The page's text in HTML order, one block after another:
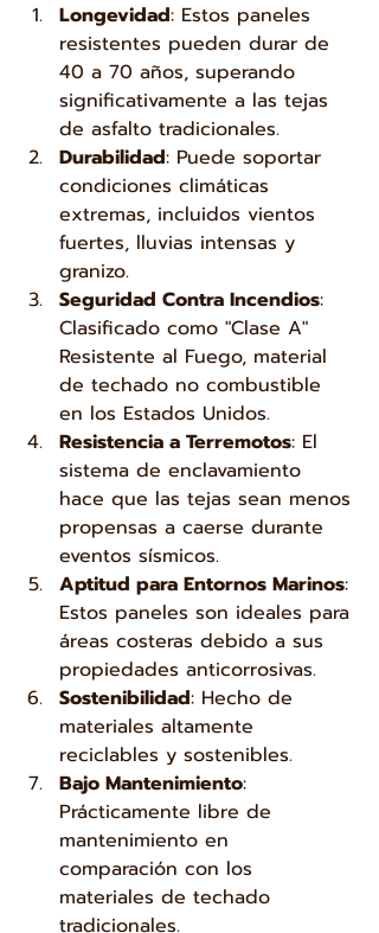
Longevidad: Estos paneles
resistentes pueden durar de
40 a 70 años, superando
significativamente a las tejas
de asfalto tradicionales.
Durabilidad: Puede soportar
condiciones climáticas
extremas, incluidos vientos
fuertes, lluvias intensas y
granizo.
Seguridad Contra Incendios:
Clasificado como "Clase A"
Resistente al Fuego, material
de techado no combustible
en los Estados Unidos.
Resistencia a Terremotos: El
sistema de enclavamiento
hace que las tejas sean menos
propensas a caerse durante
eventos sísmicos.
Aptitud para Entornos Marinos:
Estos paneles son ideales para
áreas costeras debido a sus
propiedades anticorrosivas.
Sostenibilidad: Hecho de
materiales altamente
reciclables y sostenibles.
Bajo Mantenimiento:
Prácticamente libre de
mantenimiento en
comparación con los
materiales de techado
tradicionales.